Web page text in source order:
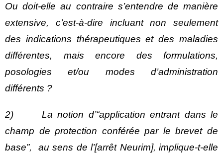
Ou doit-elle au contraire s’entendre de manière
extensive, c’est-à-dire incluant non seulement
des indications thérapeutiques et des maladies
différentes, mais encore des formulations,
posologies et/ou modes d’administration
différents ?
2) La notion d’“application entrant dans le
champ de protection conférée par le brevet de
base”, au sens de l’[arrêt Neurim], implique-t-elle